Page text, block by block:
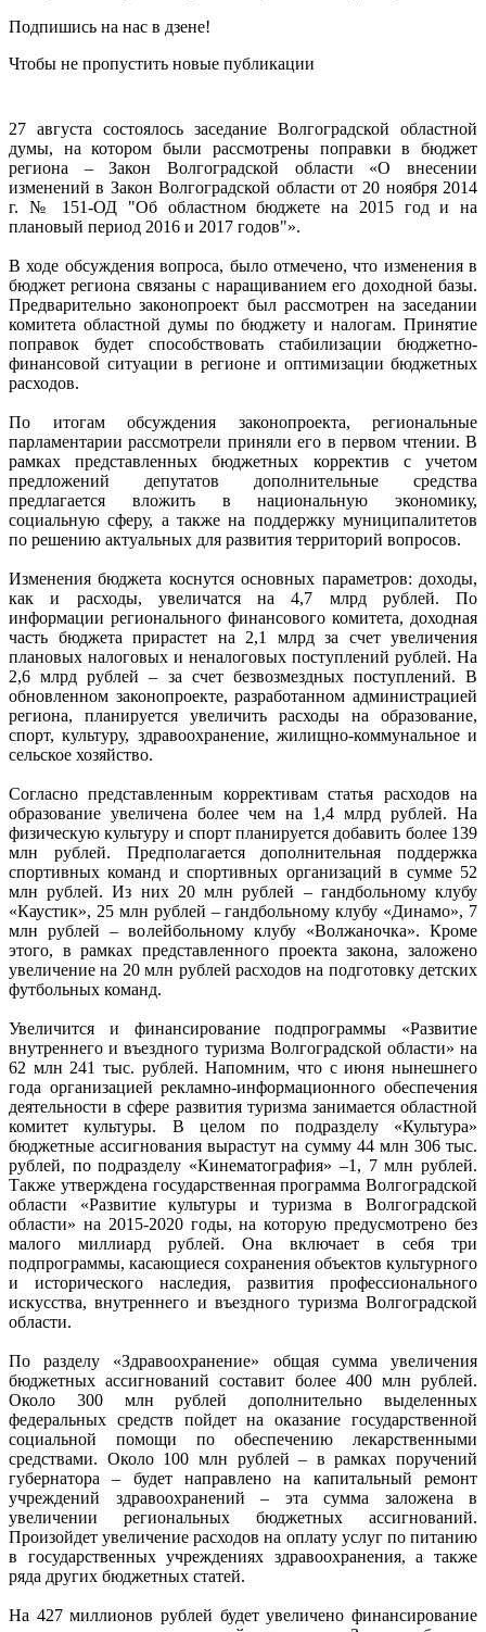
Подпишись на нас в дзене!
Чтобы не пропустить новые публикации
27 августа состоялось заседание Волгоградской областной
думы, на котором были рассмотрены поправки в бюджет
региона – Закон Волгоградской области «О внесении
изменений в Закон Волгоградской области от 20 ноября 2014
г. № 151-ОД "Об областном бюджете на 2015 год и на
плановый период 2016 и 2017 годов"».
В ходе обсуждения вопроса, было отмечено, что изменения в
бюджет региона связаны с наращиванием его доходной базы.
Предварительно законопроект был рассмотрен на заседании
комитета областной думы по бюджету и налогам. Принятие
поправок будет способствовать стабилизации бюджетно-
финансовой ситуации в регионе и оптимизации бюджетных
расходов.
По итогам обсуждения законопроекта, региональные
парламентарии рассмотрели приняли его в первом чтении. В
рамках представленных бюджетных корректив с учетом
предложений депутатов дополнительные средства
предлагается вложить в национальную экономику,
социальную сферу, а также на поддержку муниципалитетов
по решению актуальных для развития территорий вопросов.
Изменения бюджета коснутся основных параметров: доходы,
как и расходы, увеличатся на 4,7 млрд рублей. По
информации регионального финансового комитета, доходная
часть бюджета прирастет на 2,1 млрд за счет увеличения
плановых налоговых и неналоговых поступлений рублей. На
2,6 млрд рублей – за счет безвозмездных поступлений. В
обновленном законопроекте, разработанном администрацией
региона, планируется увеличить расходы на образование,
спорт, культуру, здравоохранение, жилищно-коммунальное и
сельское хозяйство.
Согласно представленным коррективам статья расходов на
образование увеличена более чем на 1,4 млрд рублей. На
физическую культуру и спорт планируется добавить более 139
млн рублей. Предполагается дополнительная поддержка
спортивных команд и спортивных организаций в сумме 52
млн рублей. Из них 20 млн рублей – гандбольному клубу
«Каустик», 25 млн рублей – гандбольному клубу «Динамо», 7
млн рублей – волейбольному клубу «Волжаночка». Кроме
этого, в рамках представленного проекта закона, заложено
увеличение на 20 млн рублей расходов на подготовку детских
футбольных команд.
Увеличится и финансирование подпрограммы «Развитие
внутреннего и въездного туризма Волгоградской области» на
62 млн 241 тыс. рублей. Напомним, что с июня нынешнего
года организацией рекламно-информационного обеспечения
деятельности в сфере развития туризма занимается областной
комитет культуры. В целом по подразделу «Культура»
бюджетные ассигнования вырастут на сумму 44 млн 306 тыс.
рублей, по подразделу «Кинематография» –1, 7 млн рублей.
Также утверждена государственная программа Волгоградской
области «Развитие культуры и туризма в Волгоградской
области» на 2015-2020 годы, на которую предусмотрено без
малого миллиард рублей. Она включает в себя три
подпрограммы, касающиеся сохранения объектов культурного
и исторического наследия, развития профессионального
искусства, внутреннего и въездного туризма Волгоградской
области.
По разделу «Здравоохранение» общая сумма увеличения
бюджетных ассигнований составит более 400 млн рублей.
Около 300 млн рублей дополнительно выделенных
федеральных средств пойдет на оказание государственной
социальной помощи по обеспечению лекарственными
средствами. Около 100 млн рублей – в рамках поручений
губернатора – будет направлено на капитальный ремонт
учреждений здравоохранений – эта сумма заложена в
увеличении региональных бюджетных ассигнований.
Произойдет увеличение расходов на оплату услуг по питанию
в государственных учреждениях здравоохранения, а также
ряда других бюджетных статей.
На 427 миллионов рублей будет увеличено финансирование